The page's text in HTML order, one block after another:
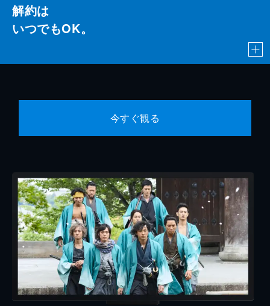
解約は
いつでもOK。
今すぐ観る